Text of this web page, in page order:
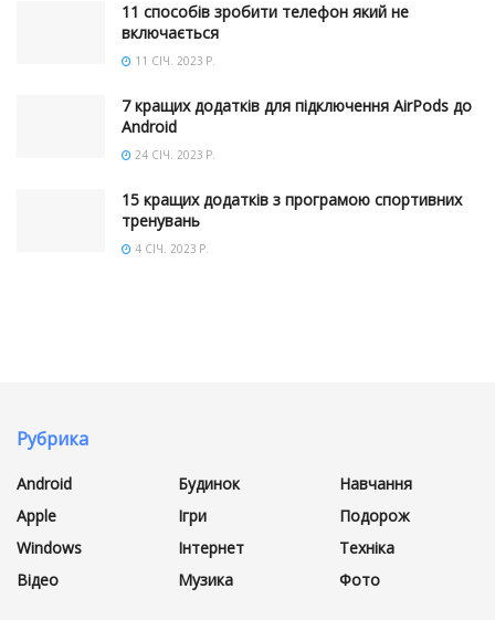
11 способів зробити телефон який не
включається
11 СІЧ. 2023 Р.
7 кращих додатків для підключення AirPods до
Android
24 СІЧ. 2023 Р.
15 кращих додатків з програмою спортивних
тренувань
4 СІЧ. 2023 Р.
Рубрика
Android
Apple
Windows
Відео
Будинок
Ігри
Інтернет
Музика
Навчання
Подорож
Техніка
Фото